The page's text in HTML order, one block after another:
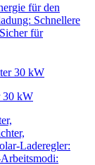
für den
Schnellere
für
30 kW
Laderegler: